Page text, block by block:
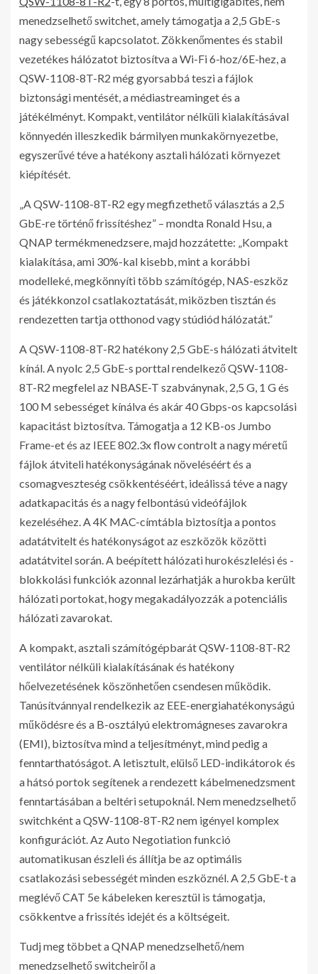
menedzselhető switchet, amely támogatja a 2,5 GbE-s
nagy sebességű kapcsolatot. Zökkenőmentes és stabil
vezetékes hálózatot biztosítva a Wi-Fi 6-hoz/6E-hez, a
QSW-1108-8T-R2 még gyorsabbá teszi a fájlok
biztonsági mentését, a médiastreaminget és a
játékélményt. Kompakt, ventilátor nélküli kialakításával
könnyedén illeszkedik bármilyen munkakörnyezetbe,
egyszerűvé téve a hatékony asztali hálózati környezet
kiépítését.
„A QSW-1108-8T-R2 egy megfizethető választás a 2,5
GbE-re történő frissítéshez” – mondta Ronald Hsu, a
QNAP termékmenedzsere, majd hozzátette: „Kompakt
kialakítása, ami 30%-kal kisebb, mint a korábbi
modelleké, megkönnyíti több számítógép, NAS-eszköz
és játékkonzol csatlakoztatását, miközben tisztán és
rendezetten tartja otthonod vagy stúdiód hálózatát.”
A QSW-1108-8T-R2 hatékony 2,5 GbE-s hálózati átvitelt
kínál. A nyolc 2,5 GbE-s porttal rendelkező QSW-1108-
8T-R2 megfelel az NBASE-T szabványnak, 2,5 G, 1 G és
100 M sebességet kínálva és akár 40 Gbps-os kapcsolási
kapacitást biztosítva. Támogatja a 12 KB-os Jumbo
Frame-et és az IEEE 802.3x flow controlt a nagy méretű
fájlok átviteli hatékonyságának növeléséért és a
csomagveszteség csökkentéséért, ideálissá téve a nagy
adatkapacitás és a nagy felbontású videófájlok
kezeléséhez. A 4K MAC-címtábla biztosítja a pontos
adatátvitelt és hatékonyságot az eszközök közötti
adatátvitel során. A beépített hálózati hurokészlelési és -
blokkolási funkciók azonnal lezárhatják a hurokba került
hálózati portokat, hogy megakadályozzák a potenciális
hálózati zavarokat.
A kompakt, asztali számítógépbarát QSW-1108-8T-R2
ventilátor nélküli kialakításának és hatékony
hőelvezetésének köszönhetően csendesen működik.
Tanúsítvánnyal rendelkezik az EEE-energiahatékonyságú
működésre és a B-osztályú elektromágneses zavarokra
(EMI), biztosítva mind a teljesítményt, mind pedig a
fenntarthatóságot. A letisztult, elülső LED-indikátorok és
a hátsó portok segítenek a rendezett kábelmenedzsment
fenntartásában a beltéri setupoknál. Nem menedzselhető
switchként a QSW-1108-8T-R2 nem igényel komplex
konfigurációt. Az Auto Negotiation funkció
automatikusan észleli és állítja be az optimális
csatlakozási sebességét minden eszköznél. A 2,5 GbE-t a
meglévő CAT 5e kábeleken keresztül is támogatja,
csökkentve a frissítés idejét és a költségeit.
Tudj meg többet a QNAP menedzselhető/nem
menedzselhető switcheiről a